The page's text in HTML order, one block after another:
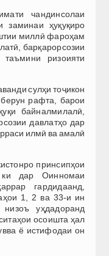
чандинсолаи
заминаи ҳуқуқиро
миллӣ фароҳам
барқарорсозии
ризоияти
сулҳи тоҷикон
рафта, барои
байналмилалӣ,
давлатҳо дар
илмӣ ва амалӣ
принсипҳои
ки дар Оинномаи
гардидаанд,
1, 2 ва 33-и ин
уҳдадоранд
осоишта ҳал
ё истифодаи он